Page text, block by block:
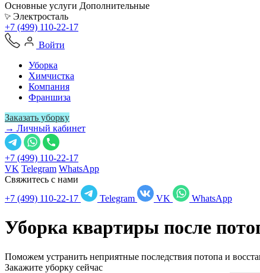
Основные услуги Дополнительные
Электросталь
+7 (499) 110-22-17
Войти
Уборка
Химчистка
Компания
Франшиза
Заказать уборку
→ Личный кабинет
+7 (499) 110-22-17
VK Telegram WhatsApp
Свяжитесь с нами
+7 (499) 110-22-17
Telegram VK WhatsApp
Уборка квартиры после
Поможем устранить неприятные последствия потопа и
Закажите уборку сейчас